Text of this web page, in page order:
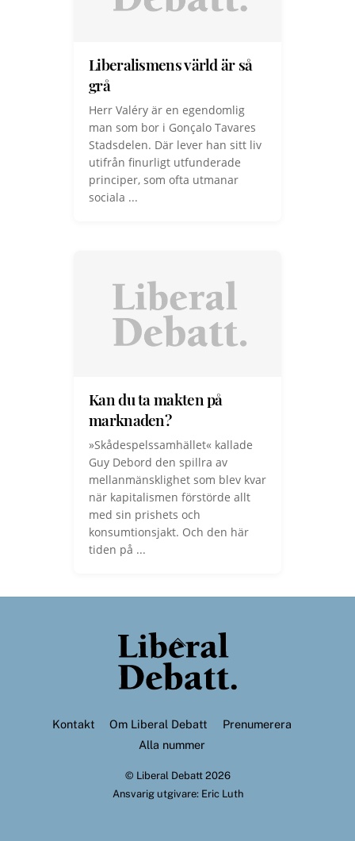
Liberalismens värld är så
grå
Herr Valéry är en egendomlig
man som bor i Gonçalo Tavares
Stadsdelen. Där lever han sitt liv
utifrån finurligt utfunderade
principer, som ofta utmanar
sociala ...
Kan du ta makten på
marknaden?
»Skådespelssamhället« kallade
Guy Debord den spillra av
mellanmänsklighet som blev kvar
när kapitalismen förstörde allt
med sin prishets och
konsumtionsjakt. Och den här
tiden på ...
Back
To
Top
Kontakt Om Liberal Debatt
Prenumerera
Alla nummer
© Liberal Debatt2026
Ansvarig utgivare: Eric Luth